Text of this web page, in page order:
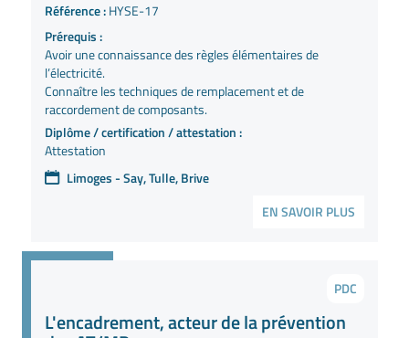
Référence :HYSE-17
Prérequis :
Avoir une connaissance des règles élémentaires de
l’électricité.
Connaître les techniques de remplacement et de
raccordement de composants.
Diplôme / certification / attestation :
Attestation
Limoges - Say, Tulle, Brive
EN SAVOIR PLUS
PDC
L'encadrement, acteur de la prévention